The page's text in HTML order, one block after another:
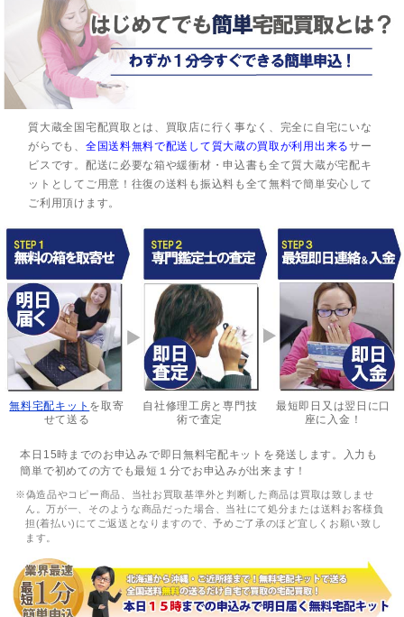
質大蔵全国宅配買取とは、買取店に行く事なく、完全に自宅にいな
がらでも、 全国送料無料で配送して質大蔵の買取が利用出来るサー
ビスです。配送に必要な箱や緩衝材・申込書も全て質大蔵が宅配キ
ットとしてご用意！往復の送料も振込料も全て無料で簡単安心して
ご利用頂けます。
無料宅配キット を取寄
せて送る
自社修理工房と専門技
術で査定
最短即日又は翌日に口
座に入金！
本日15時までのお申込みで即日無料宅配キットを発送します。入力も
簡単で初めての方でも最短１分でお申込みが出来ます！
※偽造品やコピー商品、当社お買取基準外と判断した商品は買取は致しませ
ん。万が一、そのような商品だった場合、当社にて処分または送料お客様負
担(着払い)にてご返送となりますので、予めご了承のほど宜しくお願い致し
ます。